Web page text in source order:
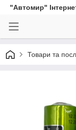
"Автомир"
Товари та